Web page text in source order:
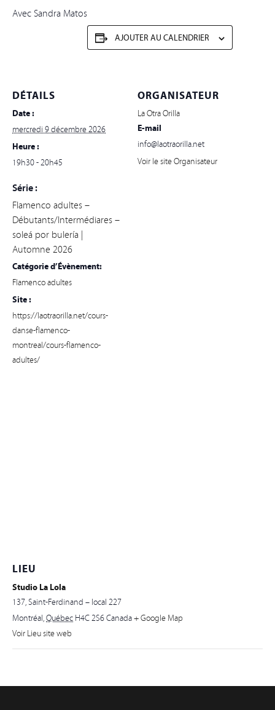
Avec Sandra Matos
AJOUTER AU CALENDRIER
DÉTAILS
Date :
mercredi 9 décembre 2026
Heure :
19h30 - 20h45
Série :
Flamenco adultes –
Débutants/Intermédiares –
soleá por bulería |
Automne 2026
Catégorie d’Évènement:
Flamenco adultes
Site :
https://laotraorilla.net/cours-
danse-flamenco-
montreal/cours-flamenco-
adultes/
ORGANISATEUR
La Otra Orilla
E-mail
info@laotraorilla.net
Voir le site Organisateur
LIEU
Studio La Lola
137, Saint-Ferdinand – local 227
Montréal,Québec H4C 2S6Canada+ Google Map
Voir Lieu site web